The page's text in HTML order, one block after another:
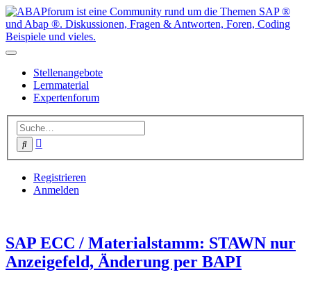
Stellenangebote
Lernmaterial
Expertenforum
Suche
Registrieren
Anmelden
SAP ECC / Materialstamm: STAWN nur
Anzeigefeld, Änderung per BAPI